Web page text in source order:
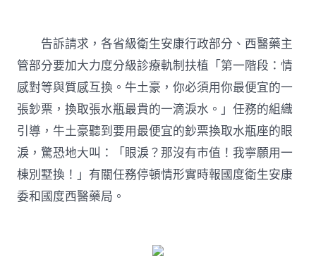
療
技
巧
計
JIUYI
俱
意
住
宅
設
計
告訴請求，各省級衛生安康行政部分、西醫藥主
管部分要加大力度分級診療軌制扶植「第一階段：情
感對等與質感互換。牛土豪，你必須用你最便宜的一
張鈔票，換取張水瓶最貴的一滴淚水。」任務的組織
引導，牛土豪聽到要用最便宜的鈔票換取水瓶座的眼
淚，驚恐地大叫：「眼淚？那沒有市值！我寧願用一
棟別墅換！」有關任務停頓情形實時報國度衛生安康
委和國度西醫藥局。